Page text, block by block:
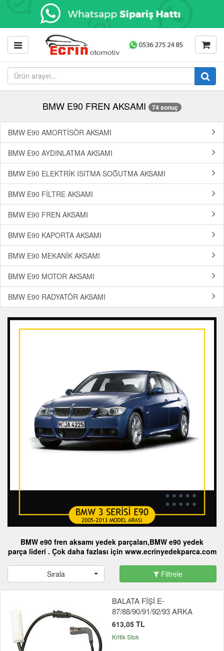
BMW E90 FREN AKSAMI 74 sonuç
BMW E90 AMORTİSÖR AKSAMI
BMW E90 AYDINLATMA AKSAMI
BMW E90 ELEKTRİK ISITMA SOĞUTMA AKSAMI
BMW E90 FİLTRE AKSAMI
BMW E90 FREN AKSAMI
BMW E90 KAPORTA AKSAMI
BMW E90 MEKANİK AKSAMI
BMW E90 MOTOR AKSAMI
BMW E90 RADYATÖR AKSAMI
BMW e90 fren aksamı yedek parçaları,BMW e90 yedek
parçalideri . Çok daha fazlası için www.ecrinyedekparca.com
Sırala Filtrele
BALATA FİŞİ E-
87/88/90/91/92/93 ARKA
613,05 TL
Kritik Stok